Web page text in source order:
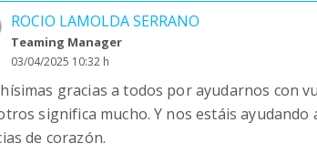
ROCIO LAMOLDA SERRANO
Teaming Manager
03/04/2025 10:32 h
gracias a todos por ayudarnos con
significa mucho. Y nos estáis ayudando
de corazón.